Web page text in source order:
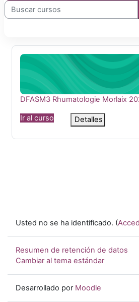
Buscar cursos
DFASM3 Rhumatologie Morlaix
Nombre del curso
DFASM3 Rhumatologie Morlaix
Ir al curso Detalles
Usted no se ha identificado. (
Resumen de retención de datos
Cambiar al tema estándar
Desarrollado por Moodle